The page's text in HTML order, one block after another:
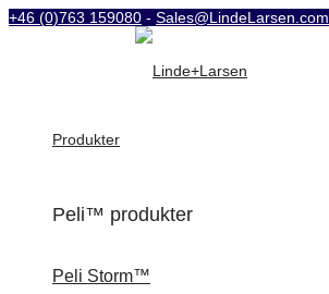
+46 (0)763 159080 - Sales@LindeLarsen.com
Produkter
Peli™ produkter
Peli Storm™